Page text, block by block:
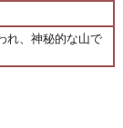
れ、神秘的な山で